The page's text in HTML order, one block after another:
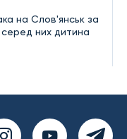
на Слов'янськ за
них дитина